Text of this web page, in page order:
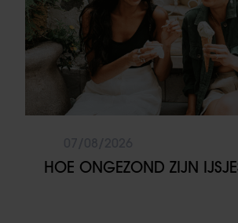
HOE ONGEZOND ZIJN